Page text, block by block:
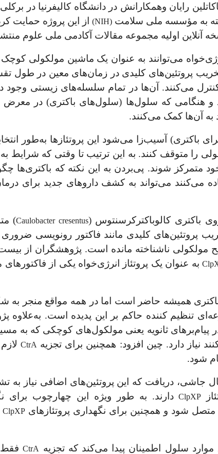
رایان وهمکارانش در دانشگاه کالیفرنیا در
به مؤسسه ملی سلامت(
NIH
)
از این پروژه حمایت
آنلاین اولیه مجموعه مقالات آکادمی ملی علوم
خواه می‌توانند به عنوان یک ماشین مولکولی
تخریب پروتئین‌های کلیدی در زمان‌های معین در طول
میکنند. آ نها در تمام سلسله‌های زیستی وجود
و هنگامی که سلول‌ها (سلولهای باکتری) در
به آنها کمک میکنند.
باکتری) آسیب‌زا می‌شود این پروتئاز‌ها به‌طور
را متوقف کنند.‌ به این ترتیب تا وقتی که شرایط
متمرکز شوند. پی‌بردن به این نکته که باکتری‌ها
می‌کنند می‌تواند به کشف داروهای جدید برای
باکتری کالوباکترکرسنتوس (Caulobacter cresentus
)
پروتئین‌های کلیدی مانند فاکتور رونویسی ضروری
مولکولی ناشناخته مانده ‌است. پژوهشگران از
به عنوان یک پروتئاز انرژیخواه یکی از
همیشه حاضر است اما در همه مواقع منجر به
ای تنظیم کننده حاکم بر این پدیده است. به‌علاوه
در پیام‌برهای ثانویه یعنی مولکول‌‌های کوچکی که به
نیاز دارد. چین افزود: همچنین برای تجزیه CtrA
شود.
جاشی، دریافت که این پروتئینهای اضافی نیاز به
ClpXP دارند. به‌ طور ویژه این چهارچوب برای
متصل شود و همچنین برای نگهداری پروتئاز‌های ClpXP
موارد سلول اطمینان پیدا میکند که تجزیه CtrAفقط